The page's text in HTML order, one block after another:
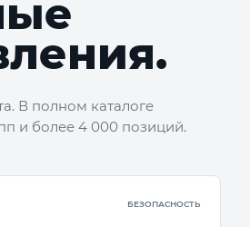
В полном каталоге
и более 4 000 позиций.
БЕЗОПАСНОСТЬ